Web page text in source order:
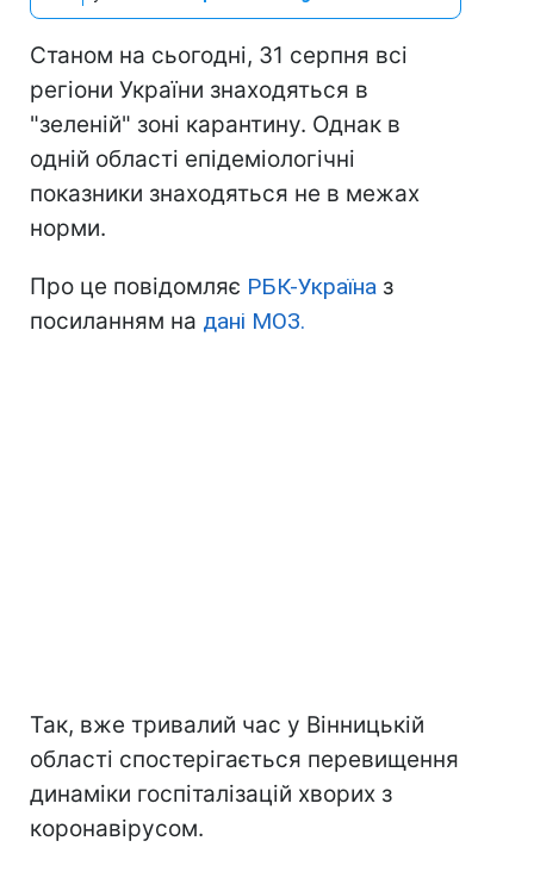
Станом на сьогодні, 31 серпня всі
регіони України знаходяться в
"зеленій" зоні карантину. Однак в
одній області епідеміологічні
показники знаходяться не в межах
норми.
Про це повідомляє РБК-Україна з
посиланням на дані МОЗ.
Так, вже тривалий час у Вінницькій
області спостерігається перевищення
динаміки госпіталізацій хворих з
коронавірусом.